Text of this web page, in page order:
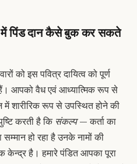
में पिंड दान कैसे बुक कर सकते
को इस पवित्र दायित्व को पूर्ण
हैं। आपको वैध एवं आध्यात्मिक रूप से
में शारीरिक रूप से उपस्थित होने की
करती है कि संकल्प— कर्ता का
हो रहा है उनके नामों की
केन्द्र है। हमारे पंडित आपका पूरा